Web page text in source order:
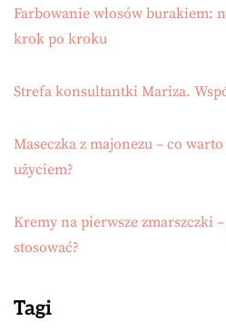
Farbowanie włosów burakiem:
krok po kroku
Strefa konsultantki Mariza.
Maseczka z majonezu – co
użyciem?
Kremy na pierwsze zmarszczki
stosować?
Tagi